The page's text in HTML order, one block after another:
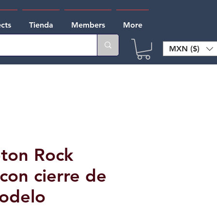
Tienda Members More
MXN ($)
Rock
cierre de